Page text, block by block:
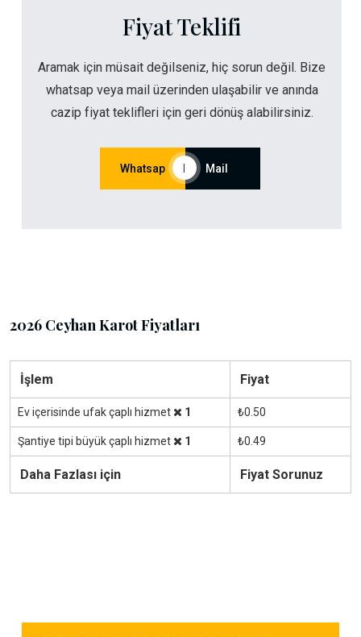
Fiyat Teklifi
Aramak için müsait değilseniz, hiç sorun değil. Bize
whatsap veya mail üzerinden ulaşabilir ve anında
cazip fiyat teklifleri için geri dönüş alabilirsiniz.
Whatsap | Mail
2026 Ceyhan Karot Fiyatları
İşlem Fiyat
Ev içerisinde ufak çaplı hizmet 1 ₺0.50
Şantiye tipi büyük çaplı hizmet 1 ₺0.49
Daha Fazlası için Fiyat Sorunuz